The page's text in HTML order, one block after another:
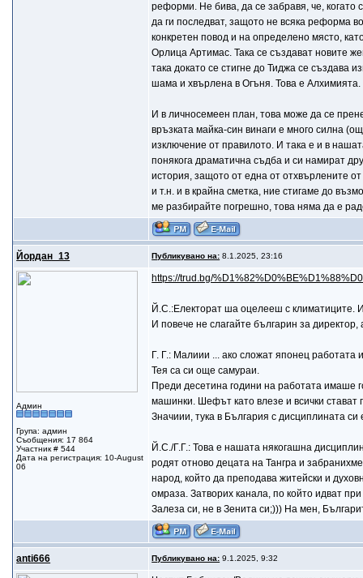
реформи. Не бива, да се забравя, че, когато
да ги последват, защото не всяка реформа
конкретен повод и на определено място,
Орлица Артимас. Така се създават новите
така докато се стигне до Тиджа се създава
шама и хвърлена в Огъня. Това е
И в личносемеен план, това може да се
връзката майка-син винаги е много силна
изключение от правилото. И така е и в
понякога драматична съдба и си намират
история, защото от една от отхвърлените
и т.н. и в крайна сметка, ние стигаме до
ме разбирайте погрешно, това няма да е
Йордан_13 Публикувано на: 8.1.2025, 23:16
Админ
Група: админ
Съобщения: 17 864
Участник # 544
Дата на регистрация: 10-August
06
https://trud.bg/
Й.С.:Електорат ша оцелееш с климатиците.
И повече не слагайте българин за
Г. Г.: Малиии ... ако сложат японец работата
Тея са си още самураи.
Преди десетина години на работата имаше
машинки. Шефът като влезе и всички стават
Значиии, тука в България с дисциплината
Й.С./Г.Г.: Това е нашата някогашна
родят отново децата на Тангра и
народ, който да преподава житейски и
омраза. Затворих канала, по който идват
Залеза си, не в Зенита си;))) На мен,
anti666 Публикувано на: 9.1.2025, 9:32